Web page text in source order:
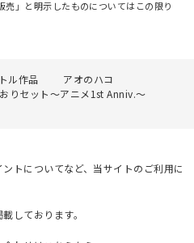
」と明示したものについてはこの限り
ル作品
アオのハコ
りセット～アニメ1st Anniv.～
トについてなど、当サイトのご利用に
しております。